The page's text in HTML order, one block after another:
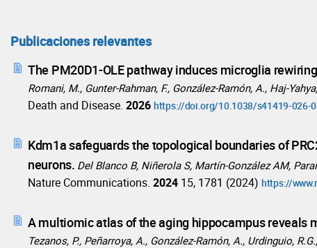
Publicaciones relevantes
The PM20D1-OLE pathway induces microglia
Romani, M., Gunter-Rahman, F., González-Ramón, A., Haj-
Death and Disease. 2026 https://doi.org/10.1038/s41419-026-
Kdm1a safeguards the topological boundaries of
neurons. Del Blanco B, Niñerola S, Martín-González AM,
Nature Communications. 2024 15, 1781 (2024) https://
A multiomic atlas of the aging hippocampus reveals
Tezanos, P., Peñarroya, A., González-Ramón, A., Urdinguio,